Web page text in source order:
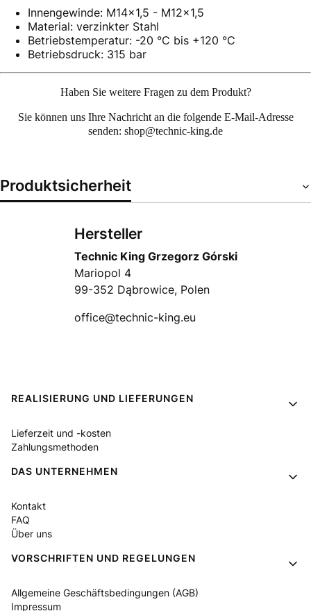
Innengewinde: M14x1,5 - M12x1,5
Material: verzinkter Stahl
Betriebstemperatur: -20 °C bis +120 °C
Betriebsdruck: 315 bar
Haben Sie weitere Fragen zu dem Produkt?
Sie können uns Ihre Nachricht an die folgende E-Mail-Adresse
senden: shop@technic-king.de
Produktsicherheit
Hersteller
Technic King Grzegorz Górski
Mariopol 4
99-352 Dąbrowice, Polen
office@technic-king.eu
Fußzeilenmenü
REALISIERUNG UND LIEFERUNGEN
Lieferzeit und -kosten
Zahlungsmethoden
DAS UNTERNEHMEN
Kontakt
FAQ
Über uns
VORSCHRIFTEN UND REGELUNGEN
Allgemeine Geschäftsbedingungen (AGB)
Impressum